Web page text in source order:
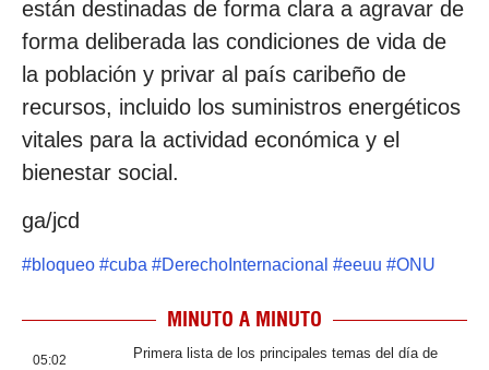
están destinadas de forma clara a agravar de
forma deliberada las condiciones de vida de
la población y privar al país caribeño de
recursos, incluido los suministros energéticos
vitales para la actividad económica y el
bienestar social.
ga/jcd
#bloqueo #cuba #DerechoInternacional #eeuu #ONU
MINUTO A MINUTO
05:02
Primera lista de los principales temas del día de